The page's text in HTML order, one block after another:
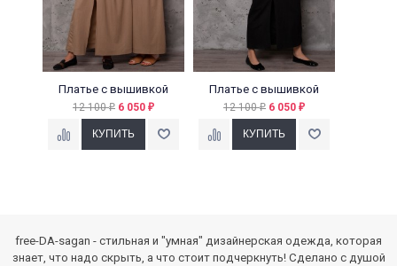
Платье с вышивкой
12 100₽ 6 050 ₽
Платье с вышивкой
12 100₽ 6 050 ₽
free-DA-sagan - стильная и "умная" дизайнерская одежда, которая
знает, что надо скрыть, а что стоит подчеркнуть! Сделано с душой